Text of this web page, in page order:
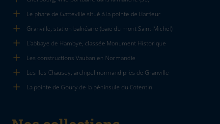
Le phare de Gatteville situé à la pointe de Barfleur
Granville, station balnéaire (baie du mont Saint-Michel)
L'abbaye de Hambye, classée Monument Historique
Les constructions Vauban en Normandie
Les Iles Chausey, archipel normand près de Granville
La pointe de Goury de la péninsule du Cotentin